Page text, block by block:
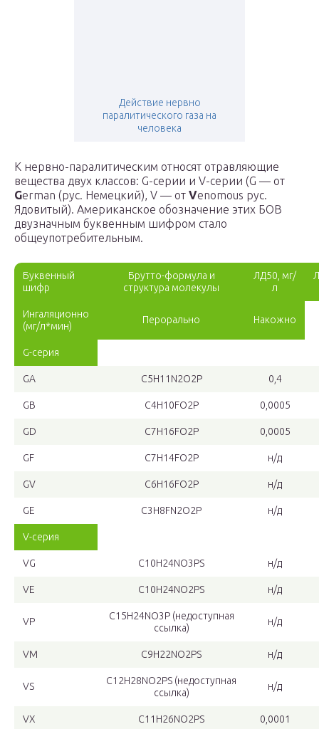
Действие нервно
паралитического газа на
человека
К нервно-паралитическим относят отравляющие
вещества двух классов: G-серии и V-серии (G — от
German (рус. Немецкий), V — от Venomous рус.
Ядовитый). Американское обозначение этих БОВ
двузначным буквенным шифром стало
общеупотребительным.
Буквенный
шифр
Брутто-формула и
структура молекулы
ЛД50 , мг/
л
Ингаляционно
(мг/л*мин)
Перорально Накожно
G-серия
GA C5H11 N2O2P 0,4
GB C4H10FO2P 0,0005
GD C7H16FO2P 0,0005
GF C7H14FO2P н/д
GV C6H16FO2P н/д
GE C3H8FN2O2P н/д
V-серия
VG C10H24NO3PS н/д
VE C10H24NO2PS н/д
VP C15H24NO3P (недоступная
ссылка)
н/д
VM C9H22NO2PS н/д
VS C12H28NO2PS (недоступная
ссылка)
н/д
VX C11 H26NO2PS 0,0001